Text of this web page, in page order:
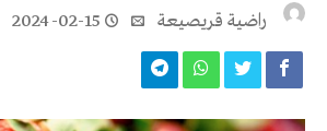
راضية قريصيعة 2024-02-15